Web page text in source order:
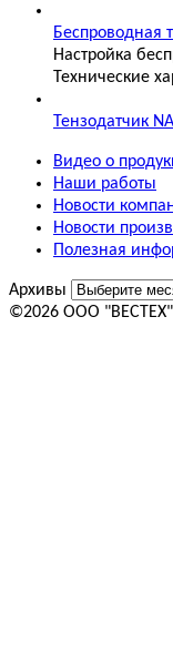
Беспроводная
Настройка
Технические
Тензодатчик
Видео о
Наши работы
Новости
Новости
Полезная
Архивы
©2026 ООО "ВЕСТЕХ"